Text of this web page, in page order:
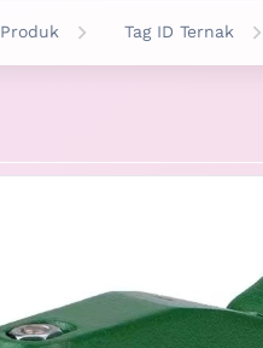
Produk Tag ID Ternak